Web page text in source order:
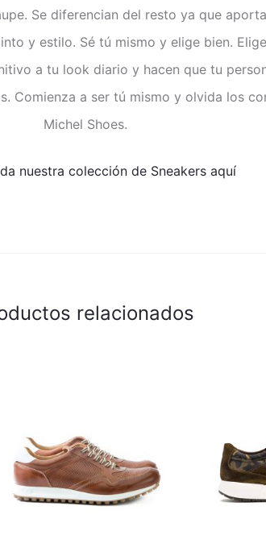
Se diferencian del resto ya que
y estilo. Sé tú mismo y elige bien.
a tu look diario y hacen que tu
a ser tú mismo y olvida los
Michel Shoes.
nuestra colección de Sneakers aquí
relacionados